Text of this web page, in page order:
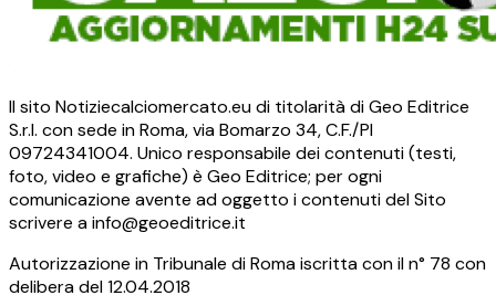
Il sito Notiziecalciomercato.eu di titolarità di Geo Editrice
S.r.l. con sede in Roma, via Bomarzo 34, C.F./PI
09724341004. Unico responsabile dei contenuti (testi,
foto, video e grafiche) è Geo Editrice; per ogni
comunicazione avente ad oggetto i contenuti del Sito
scrivere a info@geoeditrice.it
Autorizzazione in Tribunale di Roma iscritta con il n° 78 con
delibera del 12.04.2018